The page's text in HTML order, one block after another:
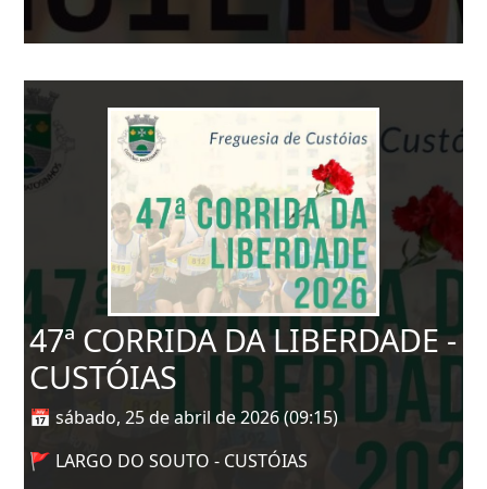
47ª CORRIDA DA LIBERDADE -
CUSTÓIAS
📅 sábado, 25 de abril de 2026 (09:15)
🚩 LARGO DO SOUTO - CUSTÓIAS